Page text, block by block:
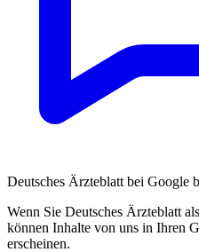
Deutsches Ärzteblatt bei Google
Wenn Sie Deutsches Ärzteblatt
können Inhalte von uns in Ihren
erscheinen.